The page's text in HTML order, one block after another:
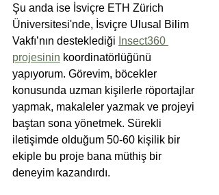
Şu anda ise İsviçre ETH Zürich
Üniversitesi'nde, İsviçre Ulusal Bilim
Vakfı’nın desteklediği Insect360
projesinin koordinatörlüğünü
yapıyorum. Görevim, böcekler
konusunda uzman kişilerle röportajlar
yapmak, makaleler yazmak ve projeyi
baştan sona yönetmek. Sürekli
iletişimde olduğum 50-60 kişilik bir
ekiple bu proje bana müthiş bir
deneyim kazandırdı.